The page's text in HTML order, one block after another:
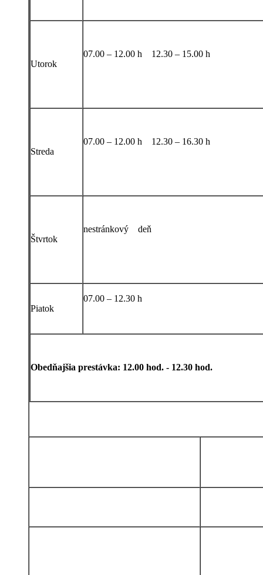
Utorok
07.00 – 12.00 h 12.30 – 15.00 h
Streda
07.00 – 12.00 h 12.30 – 16.30 h
Štvrtok
nestránkový deň
Piatok
07.00 – 12.30 h
Obedňajšia prestávka: 12.00 hod. - 12.30 hod.